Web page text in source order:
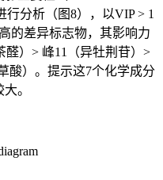
行分析（图8），以VIP > 1
的差异标志物，其影响力
醛）> 峰11（异牡荆苷）>
酸）。提示这7个化学成分
。